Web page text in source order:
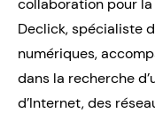
Declick, spécialiste
numériques,
dans la recherche
d’Internet, des